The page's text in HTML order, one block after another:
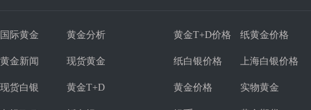
国际黄金 黄金分析
黄金新闻 现货黄金
现货白银 黄金T+D
黄金T+D价格 纸黄金价格
纸白银价格 上海白银价格
黄金价格 实物黄金